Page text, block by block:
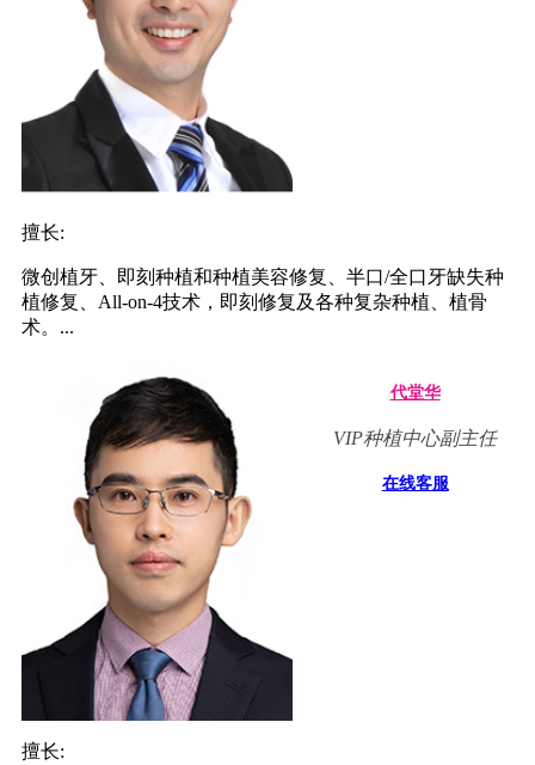
擅长:
微创植牙、即刻种植和种植美容修复、半口/全口牙缺失种
植修复、All-on-4技术，即刻修复及各种复杂种植、植骨
术。...
代堂华
VIP种植中心副主任
在线客服
擅长: